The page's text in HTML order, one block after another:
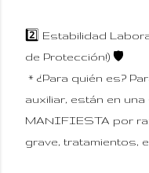
2️⃣ Estabilidad
de Protección!) 🛡️
* ¿Para quién es?
auxiliar, están en
MANIFIESTA por
grave, tratamientos,